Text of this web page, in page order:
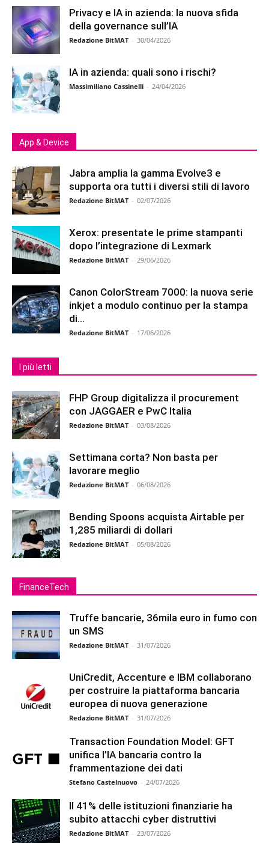
Privacy e IA in azienda: la nuova sfida
della governance sull’IA
Redazione BitMAT - 30/04/2026
IA in azienda: quali sono i rischi?
Massimiliano Cassinelli - 24/04/2026
App & Device
Jabra amplia la gamma Evolve3 e
supporta ora tutti i diversi stili di lavoro
Redazione BitMAT - 02/07/2026
Xerox: presentate le prime stampanti
dopo l’integrazione di Lexmark
Redazione BitMAT - 29/06/2026
Canon ColorStream 7000: la nuova serie
inkjet a modulo continuo per la stampa
di...
Redazione BitMAT - 17/06/2026
I più letti
FHP Group digitalizza il procurement
con JAGGAER e PwC Italia
Redazione BitMAT - 03/08/2026
Settimana corta? Non basta per
lavorare meglio
Redazione BitMAT - 06/08/2026
Bending Spoons acquista Airtable per
1,285 miliardi di dollari
Redazione BitMAT - 05/08/2026
FinanceTech
Truffe bancarie, 36mila euro in fumo con
un SMS
Redazione BitMAT - 31/07/2026
UniCredit, Accenture e IBM collaborano
per costruire la piattaforma bancaria
europea di nuova generazione
Redazione BitMAT - 31/07/2026
Transaction Foundation Model: GFT
unifica l’IA bancaria contro la
frammentazione dei dati
Stefano Castelnuovo - 24/07/2026
Il 41% delle istituzioni finanziarie ha
subito attacchi cyber distruttivi
Redazione BitMAT - 23/07/2026